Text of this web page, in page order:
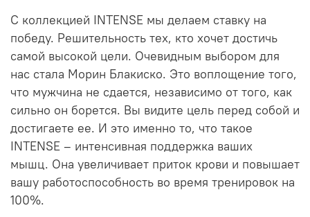
С коллекцией INTENSE мы делаем ставку на
победу. Решительность тех, кто хочет достичь
самой высокой цели. Очевидным выбором для
нас стала Морин Блакиско. Это воплощение того,
что мужчина не сдается, независимо от того, как
сильно он борется. Вы видите цель перед собой и
достигаете ее. И это именно то, что такое
INTENSE – интенсивная поддержка ваших
мышц. Она увеличивает приток крови и повышает
вашу работоспособность во время тренировок на
100%.